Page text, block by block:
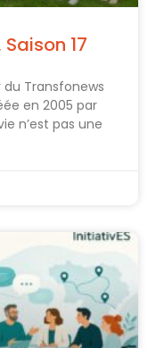
17
Transfonews
en 2005 par
n’est pas une